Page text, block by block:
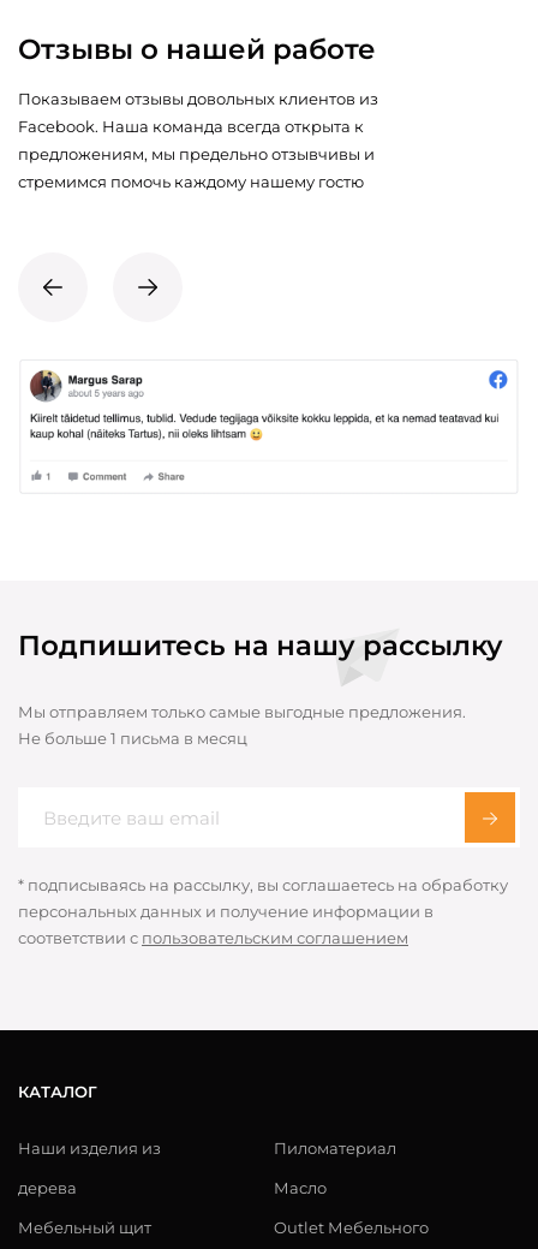
Отзывы о нашей работе
Показываем отзывы довольных клиентов из
Facebook. Наша команда всегда открыта к
предложениям, мы предельно отзывчивы и
стремимся помочь каждому нашему гостю
Подпишитесь на нашу рассылку
Мы отправляем только самые выгодные предложения.
Не больше 1 письма в месяц
* подписываясь на рассылку, вы соглашаетесь на обработку
персональных данных и получение информации в
соответствии с пользовательским соглашением
КАТАЛОГ
Наши изделия из
дерева
Мебельный щит
Пиломатериал
Масло
Outlet Мебельного